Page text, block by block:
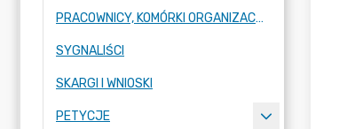
PRACOWNICY, KOMÓRKI ORGANIZACYJNE URZĘDU
SYGNALIŚCI
SKARGI I WNIOSKI
PETYCJE